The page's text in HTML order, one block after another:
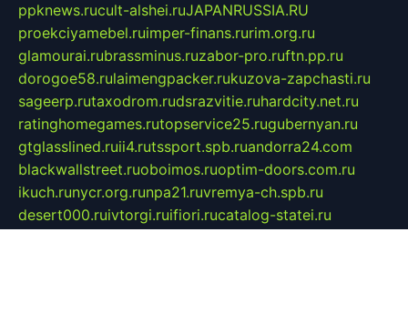
ppknews.rucult-alshei.ruJAPANRUSSIA.RU
proekciyamebel.ruimper-finans.rurim.org.ru
glamourai.rubrassminus.ruzabor-pro.ruftn.pp.ru
dorogoe58.rulaimengpacker.rukuzova-zapchasti.ru
sageerp.rutaxodrom.rudsrazvitie.ruhardcity.net.ru
ratinghomegames.rutopservice25.rugubernyan.ru
gtglasslined.ruii4.rutssport.spb.ruandorra24.com
blackwallstreet.ruoboimos.ruoptim-doors.com.ru
ikuch.runycr.org.runpa21.ruvremya-ch.spb.ru
desert000.ruivtorgi.ruifiori.rucatalog-statei.ru